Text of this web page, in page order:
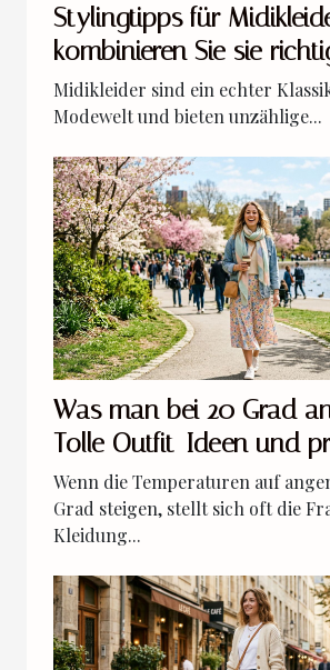
Stylingtipps für
kombinieren Sie sie
Midikleider sind ein echter
Modewelt und bieten unzählige...
Was man bei 20 Grad
Tolle Outfit-Ideen und
Styling-Tipps
Wenn die Temperaturen auf
Grad steigen, stellt sich oft die
Kleidung...